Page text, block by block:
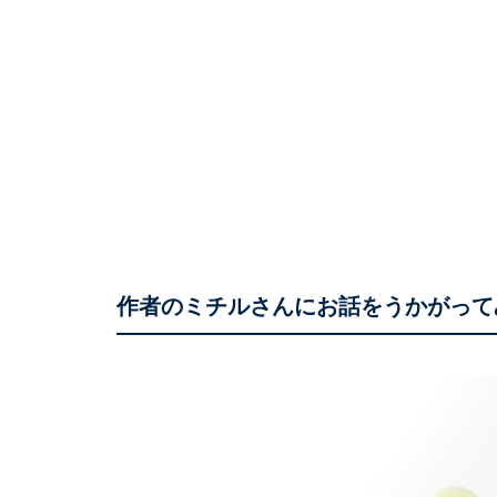
作者のミチルさんにお話をうかがっ